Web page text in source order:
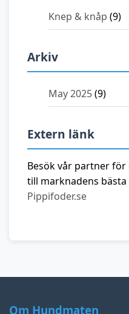
Knep & knåp (9)
Arkiv
May 2025(9)
Extern länk
Besök vår partner
till marknadens bästa
Pippifoder.se
Om Hundmaten